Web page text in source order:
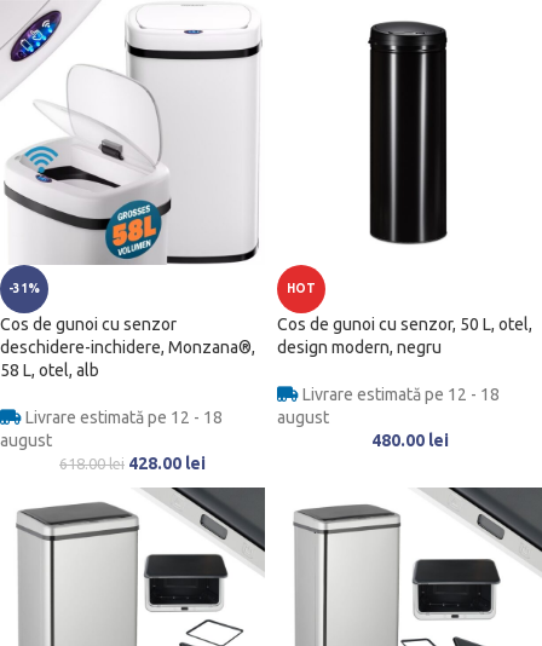
-31%
Cos de gunoi cu senzor
deschidere-inchidere, Monzana®,
58 L, otel, alb
Livrare estimată pe 12 - 18
august
618.00lei 428.00 lei
HOT
Cos de gunoi cu senzor, 50 L, otel,
design modern, negru
Livrare estimată pe 12 - 18
august
480.00 lei